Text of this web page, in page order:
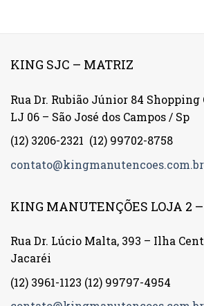
KING SJC – MATRIZ
Rua Dr. Rubião Júnior 84
LJ 06 – São José dos Campos / Sp
(12) 3206-2321 (12) 99702-8758
contato@kingmanutencoes.com.br
KING MANUTENÇÕES LOJA 2
Rua Dr. Lúcio Malta, 393 – Ilha
Jacaréi
(12) 3961-1123 (12) 99797-4954